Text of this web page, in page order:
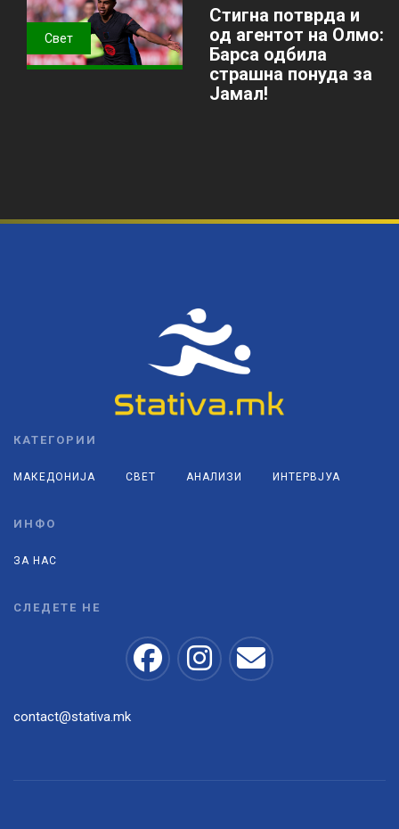
Свет
Стигна потврда и
од агентот на Олмо:
Барса одбила
страшна понуда за
Јамал!
КАТЕГОРИИ
МАКЕДОНИЈА СВЕТ АНАЛИЗИ ИНТЕРВЈУА
ИНФО
ЗА НАС
СЛЕДЕТЕ НЕ
contact@stativa.mk